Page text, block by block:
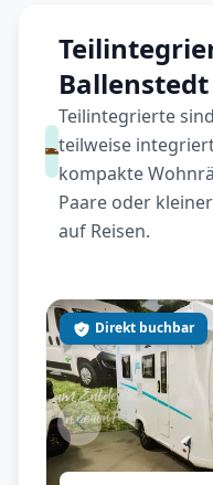
Ballenstedt
Teilintegrierte
teilweise
kompakte
Paare oder
auf Reisen.
Direkt buchbar